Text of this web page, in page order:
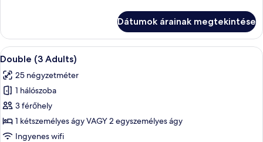
child)
további
részletei
Dátumok árainak megtekintése
A
következő
szoba
összes
képének
megtekintése:
Double
Egy modern szállodai szoba,
5
Double (3 Adults)
25 négyzetméter
1 hálószoba
3 férőhely
1 kétszemélyes ágy VAGY 2 egyszemélyes ágy
Ingyenes wifi